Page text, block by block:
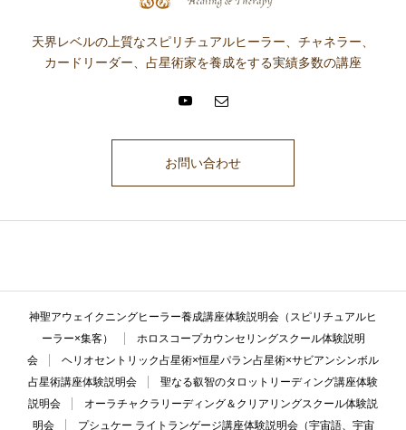
天界レベルの上質なスピリチュアルヒーラー、チャネラー、
カードリーダー、占星術家を養成をする実績多数の講座
お問い合わせ
神聖アウェイクニングヒーラー養成講座体験説明会（スピリチュアルヒ
ーラー×集客）
ホロスコープカウンセリングスクール体験説明
会
ヘリオセントリック占星術×恒星パラン占星術×サビアンシンボル
占星術講座体験説明会
聖なる叡智のタロットリーディング講座体験
説明会
オーラチャクラリーディング＆クリアリングスクール体験説
明会
プシュケー ライトランゲージ講座体験説明会（宇宙語、宇宙